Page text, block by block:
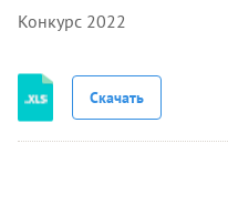
Конкурс 2022
Скачать